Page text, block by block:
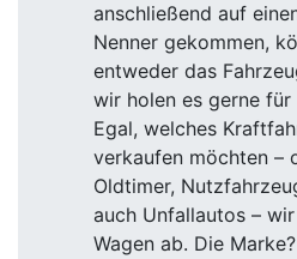
anschließend auf
Nenner gekommen,
entweder das
wir holen es gerne für
Egal, welches
verkaufen möchten –
Oldtimer,
auch Unfallautos –
Wagen ab. Die